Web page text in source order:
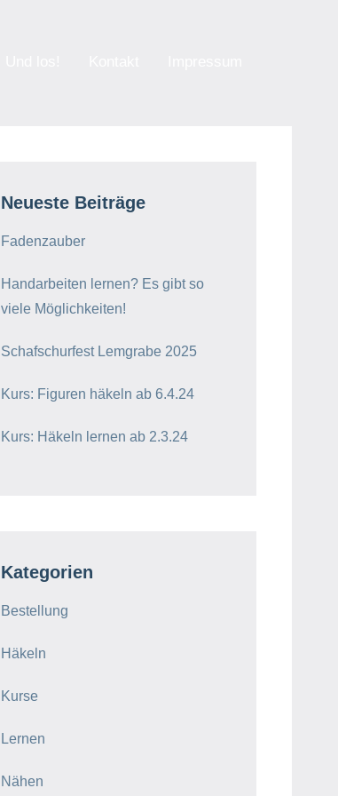
Neueste Beiträge
Fadenzauber
Handarbeiten lernen? Es gibt so
viele Möglichkeiten!
Schafschurfest Lemgrabe 2025
Kurs: Figuren häkeln ab 6.4.24
Kurs: Häkeln lernen ab 2.3.24
Kategorien
Bestellung
Häkeln
Kurse
Lernen
Nähen